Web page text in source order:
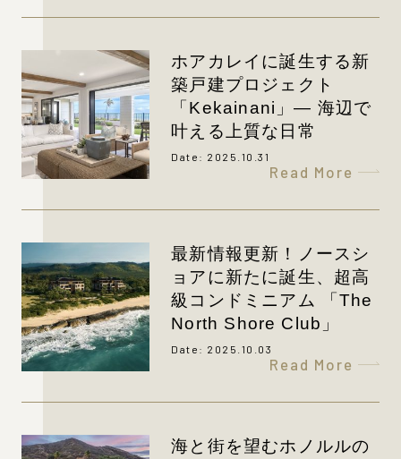
ホアカレイに誕生する新
築戸建プロジェクト
「Kekainani」― 海辺で
叶える上質な日常
Date: 2025.10.31
Read More
最新情報更新！ノースシ
ョアに新たに誕生、超高
級コンドミニアム 「The
North Shore Club」
Date: 2025.10.03
Read More
海と街を望むホノルルの